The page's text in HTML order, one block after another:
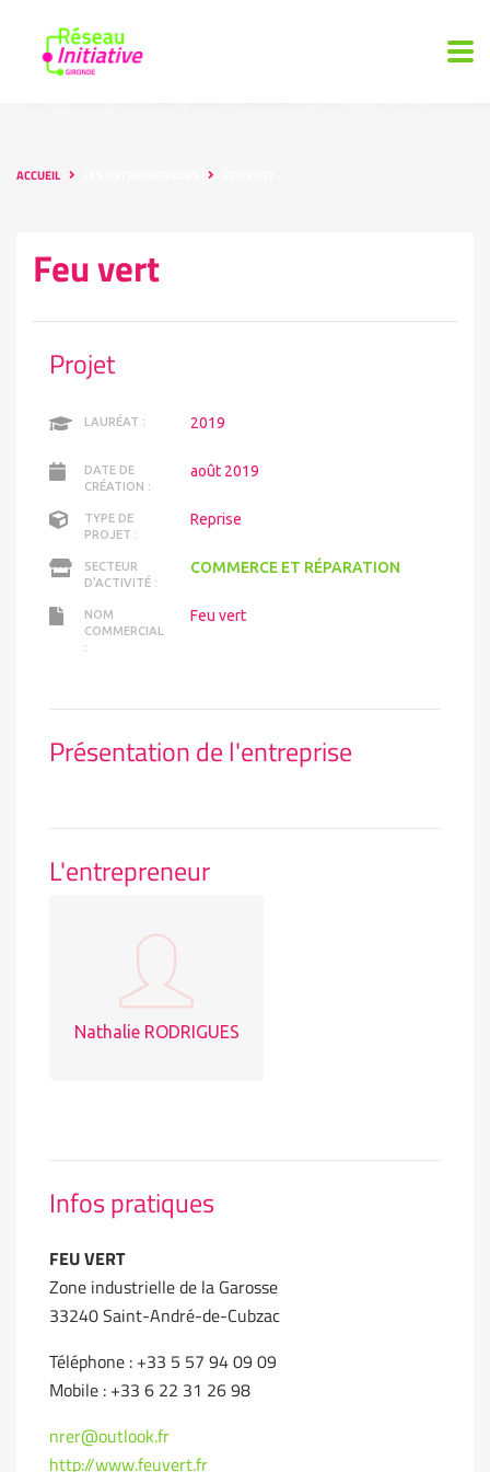
ACCUEIL
Feu vert
Projet
LAURÉAT : 2019
DATE DE
CRÉATION :
août 2019
TYPE DE
PROJET :
Reprise
SECTEUR
D'ACTIVITÉ :
COMMERCE ET RÉPARATION
NOM
COMMERCIAL
:
Feu vert
Présentation de l'entreprise
L'entrepreneur
Nathalie RODRIGUES
Infos pratiques
FEU VERT
Zone industrielle de la Garosse
33240 Saint-André-de-Cubzac
Téléphone : +33 5 57 94 09 09
Mobile : +33 6 22 31 26 98
nrer@outlook.fr
http://www.feuvert.fr